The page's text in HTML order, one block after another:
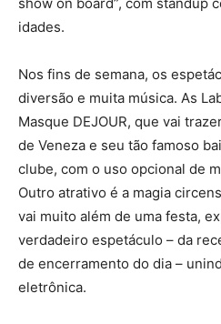
idades.
Nos fins de semana, os
diversão e muita música. As
Masque DEJOUR, que vai
de Veneza e seu tão famoso
clube, com o uso opcional de
Outro atrativo é a magia
vai muito além de uma festa,
verdadeiro espetáculo – da
de encerramento do dia –
eletrônica.